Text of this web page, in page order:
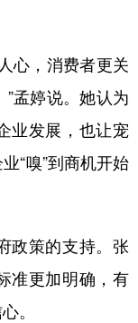
，消费者更关
孟婷说。她认为
业发展，也让宠
“嗅”到商机开始
策的支持。张
准更加明确，有
。